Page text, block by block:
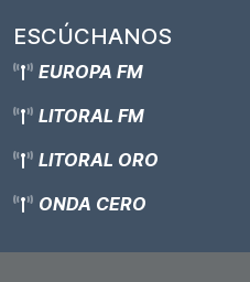
ESCÚCHANOS
EUROPA FM
LITORAL FM
LITORAL ORO
ONDA CERO